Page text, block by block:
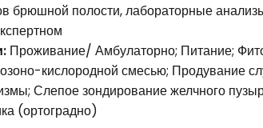
брюшной полости, лабораторные
Проживание/ Амбулаторно; Питание;
кислородной смесью; Продувание
Слепое зондирование желчного
(ортоградно)